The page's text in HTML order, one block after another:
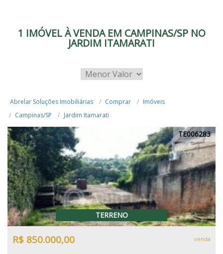
1 IMÓVEL À VENDA EM CAMPINAS/SP NO
JARDIM ITAMARATI
Abrelar Soluções Imobiliárias Comprar
Imóveis
Campinas/SP
Jardim Itamarati
TE006283
TERRENO
R$ 850.000,00 venda